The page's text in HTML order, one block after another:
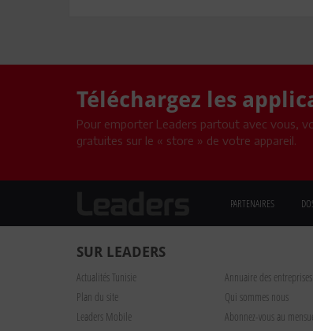
Téléchargez les
Pour emporter Leaders partout avec vous,
gratuites sur le « store » de votre appareil.
PARTENAIRES
SUR LEADERS
Actualités Tunisie Annuaire des entreprises
Plan du site
Qui sommes nous
Leaders Mobile
Abonnez-vous au